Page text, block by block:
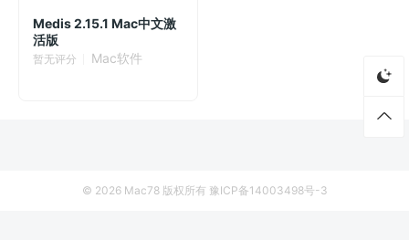
Medis 2.15.1 Mac中文激
活版
暂无评分 Mac软件
© 2026 Mac78版权所有 豫ICP备14003498号-3